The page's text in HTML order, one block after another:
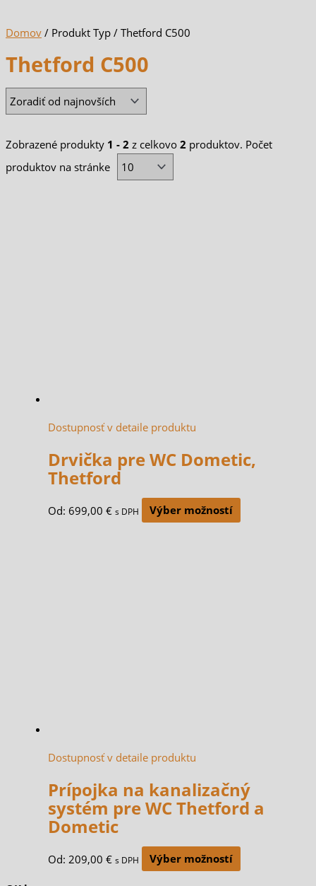
Domov / Produkt Typ / Thetford C500
Thetford C500
Zobrazené produkty 1 - 2 z celkovo 2 produktov. Počet
produktov na stránke
Dostupnosť v detaile produktu
Drvička pre WC Dometic,
Thetford
Od: 699,00 € s DPH Výber možností
Dostupnosť v detaile produktu
Prípojka na kanalizačný
systém pre WC Thetford a
Dometic
Od: 209,00 € s DPH Výber možností